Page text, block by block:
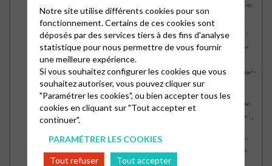
Notre site utilise différents cookies pour son
fonctionnement. Certains de ces cookies sont
déposés par des services tiers à des fins d'analyse
statistique pour nous permettre de vous fournir
une meilleure expérience.
Si vous souhaitez configurer les cookies que vous
souhaitez autoriser, vous pouvez cliquer sur
"Paramétrer les cookies", ou bien accepter tous les
cookies en cliquant sur "Tout accepter et
continuer".
PARAMÉTRER LES COOKIES
Tout refuser
Tout accepter